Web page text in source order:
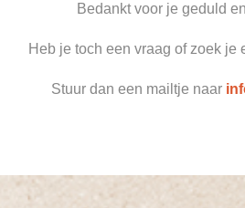
Bedankt voor je geduld
Heb je toch een vraag of zoek je
Stuur dan een mailtje naar